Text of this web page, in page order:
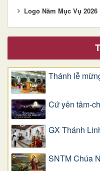
Logo Năm Mục Vụ 2026
Thánh lễ
Cứ yên tâm-
GX Thánh
SNTM Chúa